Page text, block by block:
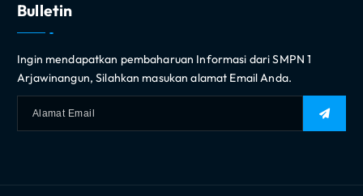
Bulletin
Ingin mendapatkan pembaharuan Informasi dari SMPN 1
Arjawinangun, Silahkan masukan alamat Email Anda.